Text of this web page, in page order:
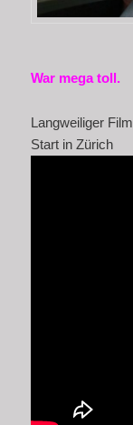
War mega toll.
Langweiliger
Start in Zürich